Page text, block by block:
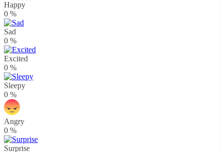
Happy
0 %
Sad
0 %
Excited
0 %
Sleepy
0 %
Angry
0 %
Surprise